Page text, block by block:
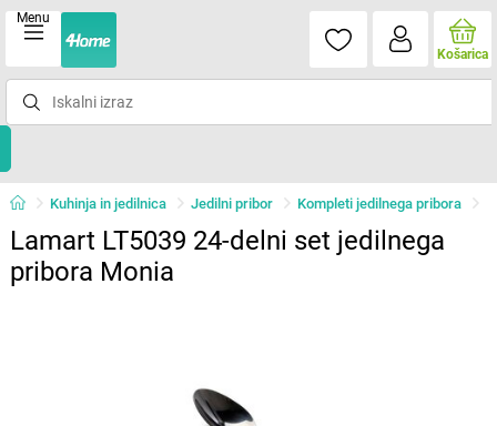
Menu
Košarica
Kuhinja in jedilnica Jedilni pribor Kompleti jedilnega pribora
Lamart LT5039 24-delni set jedilnega
pribora Monia